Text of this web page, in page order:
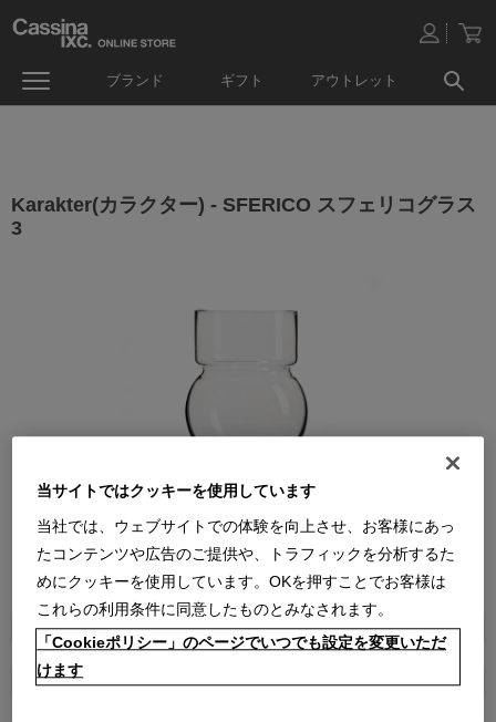
ブランド ギフト アウトレット
Karakter(カラクター) - SFERICO スフェリコグラス
3
● ● ● ●
商品属性
雑貨
品番
当サイトではクッキーを使用しています
当社では、ウェブサイトでの体験を向上させ、お客様にあっ
たコンテンツや広告のご提供や、トラフィックを分析するた
めにクッキーを使用しています。OKを押すことでお客様は
これらの利用条件に同意したものとみなされます。
「Cookieポリシー」のページでいつでも設定を変更いただ
けます